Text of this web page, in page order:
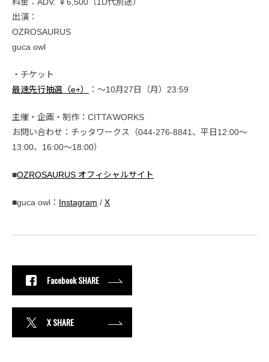
出演：
OZROSAURUS
guca owl
・チケット
最速先行抽選（e+）
：～10月27日（月）23:59
主催・企画・制作：CITTA’WORKS
お問い合わせ：チッタワークス（044-276-8841、平日12:00～
13:00、16:00～18:00）
■OZROSAURUS オフィシャルサイト
■guca owl： Instagram / X
Facebook SHARE
X SHARE